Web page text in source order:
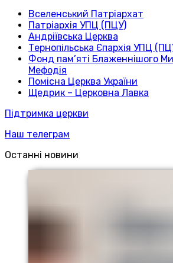
Вселенський Патріархат
Патріархія УПЦ (ПЦУ)
Андріївська Церква
Тернопільська Єпархія УПЦ
Фонд пам’яті Блаженнішого
Мефодія
Помісна Церква України
Щедрик – Церковна Лавка
Підтримка церкви
Наш телеграм
Останні новини